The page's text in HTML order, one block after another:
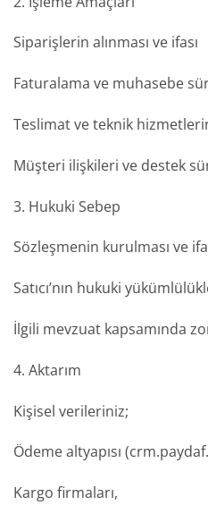
Siparişlerin alınması ve ifası
Faturalama ve muhasebe
Teslimat ve teknik
Müşteri ilişkileri ve destek
3. Hukuki Sebep
Sözleşmenin kurulması ve
Satıcı’nın hukuki
İlgili mevzuat kapsamında
4. Aktarım
Kişisel verileriniz;
Ödeme altyapısı
Kargo firmaları,